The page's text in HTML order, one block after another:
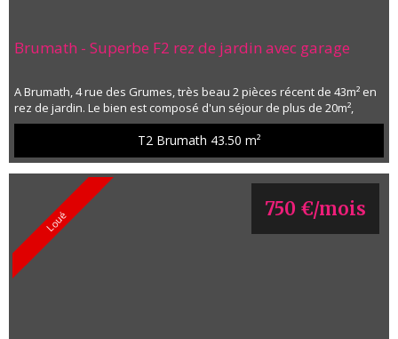
Brumath - Superbe F2 rez de jardin avec garage
A Brumath, 4 rue des Grumes, très beau 2 pièces récent de 43m² en
rez de jardin. Le bien est composé d'un séjour de plus de 20m²,
d'une cuisine équipée, d'une chambre de 11m², d'une salle de
bains avec douche, meuble vasque et WC. Terrasse et jardin
exposés Sud accessibles depuis le séjour. Chauffage gaz collectif
inclus dans les charges. Un garage. Libre au 1er novembre 2022.
T2 Brumath 43.50 m²
Loué 750 €/mois